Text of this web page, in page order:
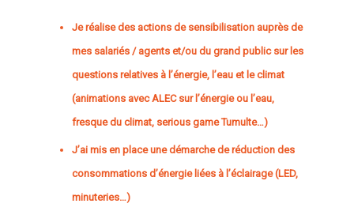
Je réalise des actions de sensibilisation auprès de
mes salariés / agents et/ou du grand public sur les
questions relatives à l’énergie, l’eau et le climat
(animations avec ALEC sur l’énergie ou l’eau,
fresque du climat, serious game Tumulte…)
J’ai mis en place une démarche de réduction des
consommations d’énergie liées à l’éclairage (LED,
minuteries…)